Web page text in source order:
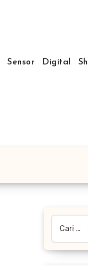
Sensor Digital
untuk: